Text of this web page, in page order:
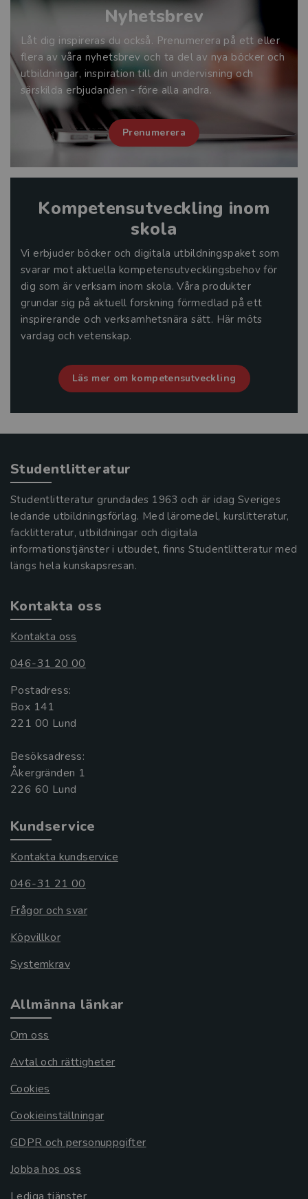
Nyhetsbrev
Låt dig inspireras du också. Prenumerera på ett eller
flera av våra nyhetsbrev och ta del av nya böcker och
utbildningar, inspiration till din undervisning och
särskilda erbjudanden - före alla andra.
Prenumerera
Kompetensutveckling inom
skola
Vi erbjuder böcker och digitala utbildningspaket som
svarar mot aktuella kompetensutvecklingsbehov för
dig som är verksam inom skola. Våra produkter
grundar sig på aktuell forskning förmedlad på ett
inspirerande och verksamhetsnära sätt. Här möts
vardag och vetenskap.
Läs mer om kompetensutveckling
Studentlitteratur
Studentlitteratur grundades 1963 och är idag Sveriges
ledande utbildningsförlag. Med läromedel, kurslitteratur,
facklitteratur, utbildningar och digitala
informationstjänster i utbudet, finns Studentlitteratur med
längs hela kunskapsresan.
Kontakta oss
Kontakta oss
046-31 20 00
Postadress:
Box 141
221 00 Lund
Besöksadress:
Åkergränden 1
Kundservice
Kontakta kundservice
046-31 21 00
Frågor och svar
Köpvillkor
Systemkrav
Allmänna länkar
Om oss
Avtal och rättigheter
Cookies
Cookieinställningar
GDPR och personuppgifter
Jobba hos oss